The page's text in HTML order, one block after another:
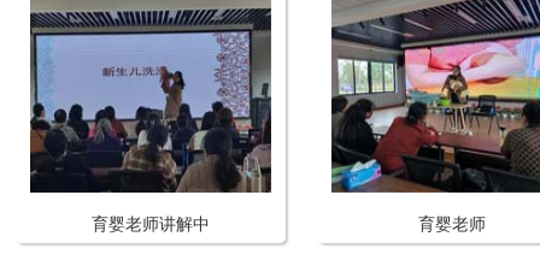
育婴老师讲解中 育婴老师